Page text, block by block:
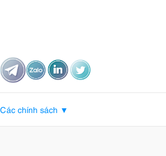
Các chính sách ▼